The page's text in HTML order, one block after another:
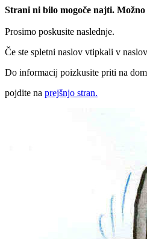
Strani ni bilo mogoče najti.
Prosimo poskusite naslednje.
Če ste spletni naslov vtipkali v
Do informacij poizkusite priti na
pojdite na prejšnjo stran.